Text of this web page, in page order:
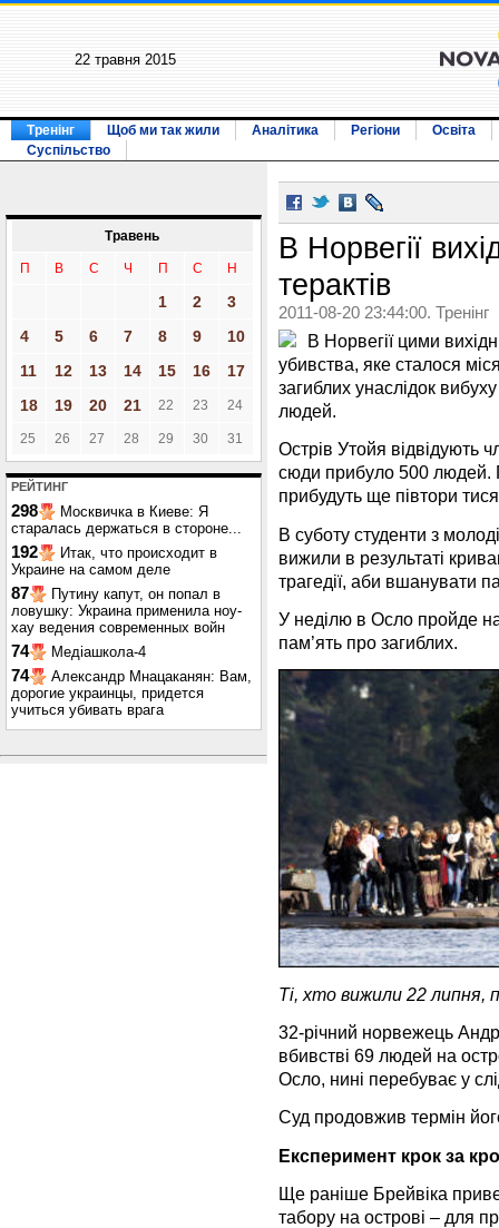
22 травня 2015
Тренінг Щоб ми так жили Аналітика Регіони
Освіта
Суспільство
Травень
П В С Ч П С Н
1 2
3
4
5 6 7 8 9
10
11
12 13 14 15 16
17
18
19 20 21 22 23 24
25 26 27 28 29 30 31
РЕЙТИНГ
298
Москвичка в Киеве: Я
старалась держаться в стороне...
192
Итак, что происходит в
Украине на самом деле
87
Путину капут, он попал в
ловушку: Украина применила ноу-
хау ведения современных войн
74 Медіашкола-4
74
Александр Мнацаканян: Вам,
дорогие украинцы, придется
учиться убивать врага
В Норвегії
терактів
2011-08-20 23:44:00. Тренінг
В Норвегії цими
убивства, яке сталося
загиблих унаслідок
людей.
Острів Утойя відвідують
сюди прибуло 500 людей.
прибудуть ще півтори
В суботу студенти з
вижили в результаті
трагедії, аби вшанувати
У неділю в Осло пройде
пам’ять про загиблих.
Ті, хто вижили 22 липня,
32-річний норвежець
вбивстві 69 людей на
Осло, нині перебуває у
Суд продовжив термін
Експеримент крок за
Ще раніше Брейвіка
табору на острові – для